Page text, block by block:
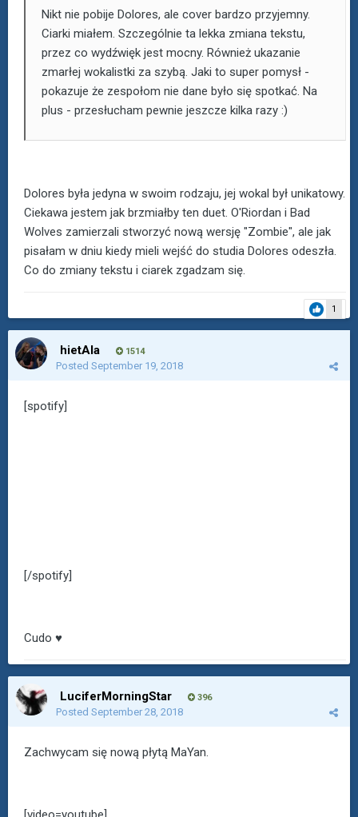
Nikt nie pobije Dolores, ale cover bardzo przyjemny.
Ciarki miałem. Szczególnie ta lekka zmiana tekstu,
przez co wydźwięk jest mocny. Również ukazanie
zmarłej wokalistki za szybą. Jaki to super pomysł -
pokazuje że zespołom nie dane było się spotkać. Na
plus - przesłucham pewnie jeszcze kilka razy :)
Dolores była jedyna w swoim rodzaju, jej wokal był unikatowy.
Ciekawa jestem jak brzmiałby ten duet. O'Riordan i Bad
Wolves zamierzali stworzyć nową wersję "Zombie", ale jak
pisałam w dniu kiedy mieli wejść do studia Dolores odeszła.
Co do zmiany tekstu i ciarek zgadzam się.
1
hietAla 1514
Posted September 19, 2018
[spotify]
[/spotify]
Cudo ♥
LuciferMorningStar 396
Posted September 28, 2018
Zachwycam się nową płytą MaYan.